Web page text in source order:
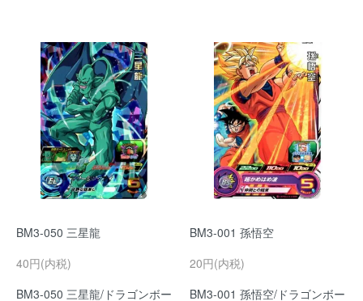
BM3-050 三星龍
40円(内税)
BM3-050 三星龍/ドラゴンボー
BM3-001 孫悟空
20円(内税)
BM3-001 孫悟空/ドラゴンボー